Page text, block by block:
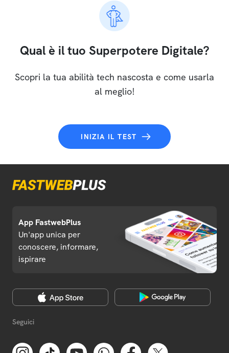
Qual è il tuo Superpotere Digitale?
Scopri la tua abilità tech nascosta e come usarla
al meglio!
INIZIA IL TEST
App FastwebPlus
Un'app unica per
conoscere, informare,
ispirare
Seguici